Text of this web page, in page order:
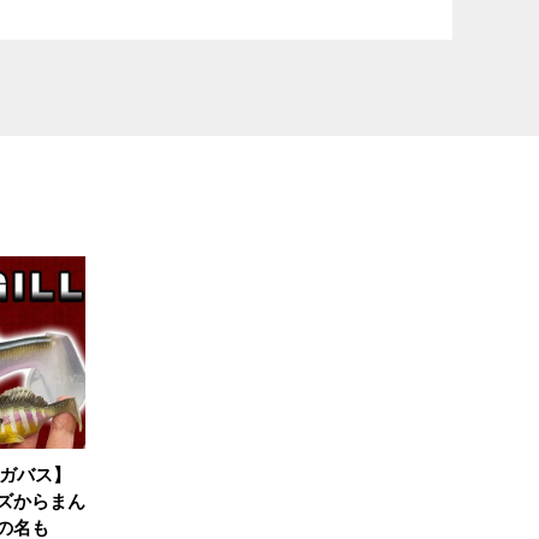
バス】
からまん
名も